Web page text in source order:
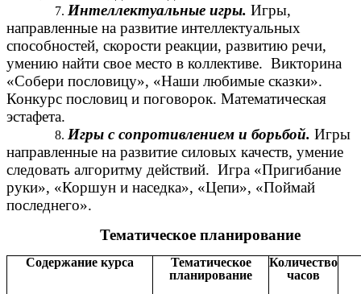
Интеллектуальные игры. Игры,
направленные на развитие интеллектуальных
способностей, скорости реакции, развитию речи,
умению найти свое место в коллективе. Викторина
«Собери пословицу», «Наши любимые сказки».
Конкурс пословиц и поговорок. Математическая
эстафета.
Игры с сопротивлением и борьбой. Игры
направленные на развитие силовых качеств, умение
следовать алгоритму действий. Игра «Пригибание
руки», «Коршун и наседка», «Цепи», «Поймай
последнего».
Тематическое планирование
Содержание курса
Тематическое
планирование
Количество
часов